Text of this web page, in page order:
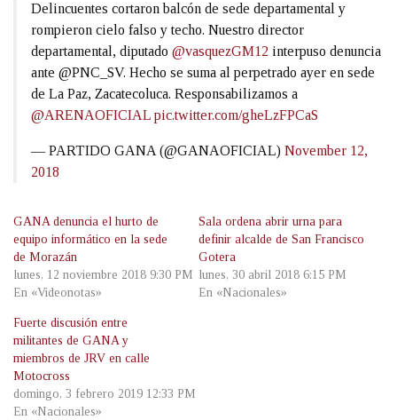
Delincuentes cortaron balcón de sede departamental y
rompieron cielo falso y techo. Nuestro director
departamental, diputado @vasquezGM12 interpuso denuncia
ante @PNC_SV. Hecho se suma al perpetrado ayer en sede
de La Paz, Zacatecoluca. Responsabilizamos a
@ARENAOFICIAL pic.twitter.com/gheLzFPCaS
— PARTIDO GANA (@GANAOFICIAL) November 12,
2018
GANA denuncia el hurto de
equipo informático en la sede
de Morazán
lunes, 12 noviembre 2018 9:30 PM
En «Videonotas»
Sala ordena abrir urna para
definir alcalde de San Francisco
Gotera
lunes, 30 abril 2018 6:15 PM
En «Nacionales»
Fuerte discusión entre
militantes de GANA y
miembros de JRV en calle
Motocross
domingo, 3 febrero 2019 12:33 PM
En «Nacionales»